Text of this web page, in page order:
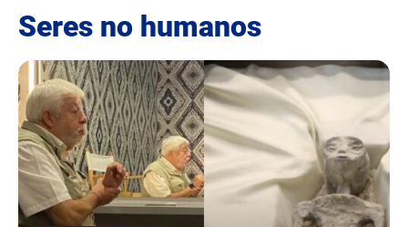
Seres no humanos